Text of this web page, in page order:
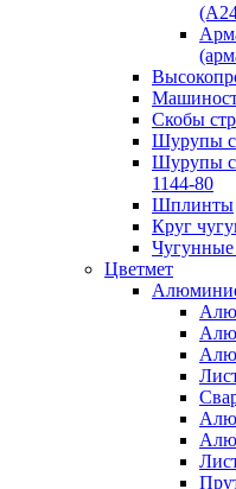
Скобы
Шурупы с
Шурупы с
1144-80
Шплинты
Круг
Чугунные
Цветмет